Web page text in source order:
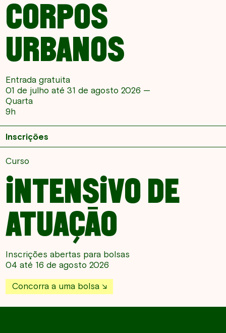
Inscrições
Curso
INTENSIVO DE
ATUAÇÃO
Inscrições abertas para bolsas
04 até 16 de agosto 2026
Concorra a uma bolsa
CORPOS
URBANOS
Entrada gratuita
01 de julho até 31 de agosto 2026 —
Quarta
9h